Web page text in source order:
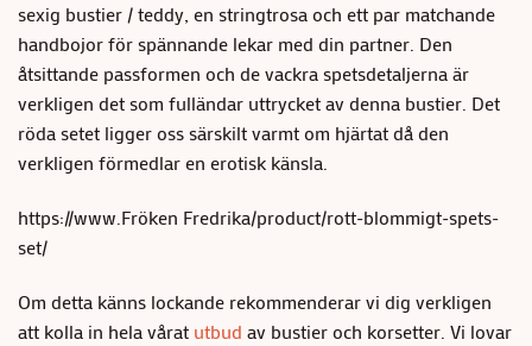
sexig bustier / teddy, en stringtrosa och ett par matchande
handbojor för spännande lekar med din partner. Den
åtsittande passformen och de vackra spetsdetaljerna är
verkligen det som fulländar uttrycket av denna bustier. Det
röda setet ligger oss särskilt varmt om hjärtat då den
verkligen förmedlar en erotisk känsla.
https://www.Fröken Fredrika/product/rott-blommigt-spets-
set/
Om detta känns lockande rekommenderar vi dig verkligen
att kolla in hela vårat utbud av bustier och korsetter. Vi lovar